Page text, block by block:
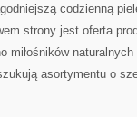
codzienną
strony jest oferta
miłośników
asortymentu o